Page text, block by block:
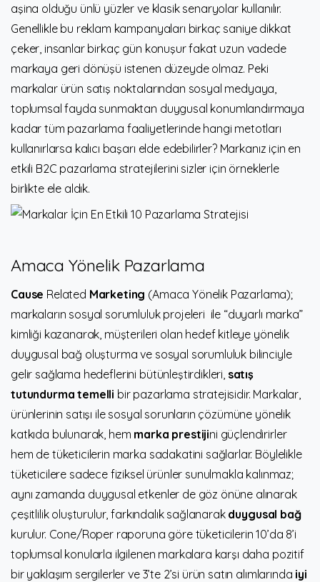
aşina olduğu ünlü yüzler ve klasik senaryolar kullanılır.
Genellikle bu reklam kampanyaları birkaç saniye dikkat
çeker, insanlar birkaç gün konuşur fakat uzun vadede
markaya geri dönüşü istenen düzeyde olmaz. Peki
markalar ürün satış noktalarından sosyal medyaya,
toplumsal fayda sunmaktan duygusal konumlandırmaya
kadar tüm pazarlama faaliyetlerinde hangi metotları
kullanırlarsa kalıcı başarı elde edebilirler? Markanız için en
etkili B2C pazarlama stratejilerini sizler için örneklerle
birlikte ele aldık.
Amaca Yönelik Pazarlama
Cause Related Marketing (Amaca Yönelik Pazarlama);
markaların sosyal sorumluluk projeleri ile “duyarlı marka”
kimliği kazanarak, müşterileri olan hedef kitleye yönelik
duygusal bağ oluşturma ve sosyal sorumluluk bilinciyle
gelir sağlama hedeflerini bütünleştirdikleri, satış
tutundurma temelli bir pazarlama stratejisidir. Markalar,
ürünlerinin satışı ile sosyal sorunların çözümüne yönelik
katkıda bulunarak, hem marka prestijini güçlendirirler
hem de tüketicilerin marka sadakatini sağlarlar. Böylelikle
tüketicilere sadece fiziksel ürünler sunulmakla kalınmaz;
aynı zamanda duygusal etkenler de göz önüne alınarak
çeşitlilik oluşturulur, farkındalık sağlanarak duygusal bağ
kurulur. Cone/Roper raporuna göre tüketicilerin 10’da 8’i
toplumsal konularla ilgilenen markalara karşı daha pozitif
bir yaklaşım sergilerler ve 3’te 2’si ürün satın alımlarında iyi